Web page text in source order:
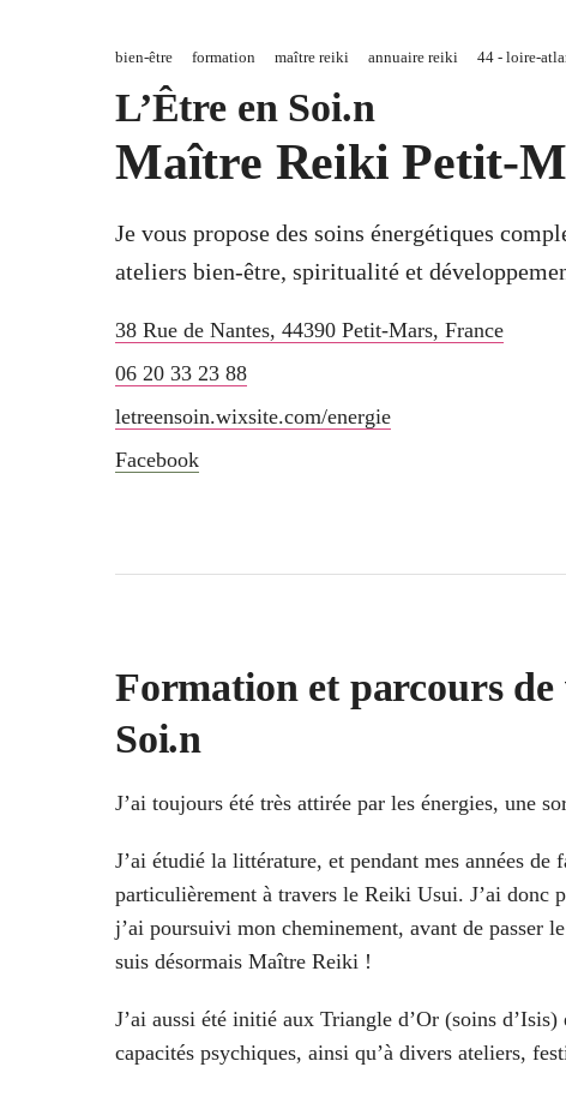
bien-être formation maître reiki annuaire reiki 44 - loire-
L’Être en Soi.n
Maître Reiki Petit-
Je vous propose des soins énergétiques
ateliers bien-être, spiritualité et
38 Rue de Nantes, 44390 Petit-Mars, France
06 20 33 23 88
letreensoin.wixsite.com/energie
Facebook
Formation et parcours
Soi.n
J’ai toujours été très attirée par les énergies, une
J’ai étudié la littérature, et pendant mes années de
particulièrement à travers le Reiki Usui. J’ai donc
j’ai poursuivi mon cheminement, avant de
suis désormais Maître Reiki !
J’ai aussi été initié aux Triangle d’Or (soins
capacités psychiques, ainsi qu’à divers ateliers,